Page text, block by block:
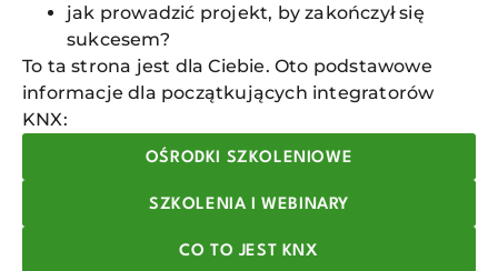
jak prowadzić projekt, by zakończył się
sukcesem?
To ta strona jest dla Ciebie. Oto podstawowe
informacje dla początkujących integratorów
KNX:
OŚRODKI SZKOLENIOWE
SZKOLENIA I WEBINARY
CO TO JEST KNX